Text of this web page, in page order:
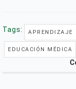
Tags: APRENDIZAJE
EDUCACIÓN MÉDICA